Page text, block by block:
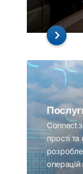
Connect
прості
операцій